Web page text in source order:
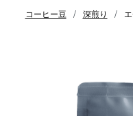
コーヒー豆 / 深煎り /